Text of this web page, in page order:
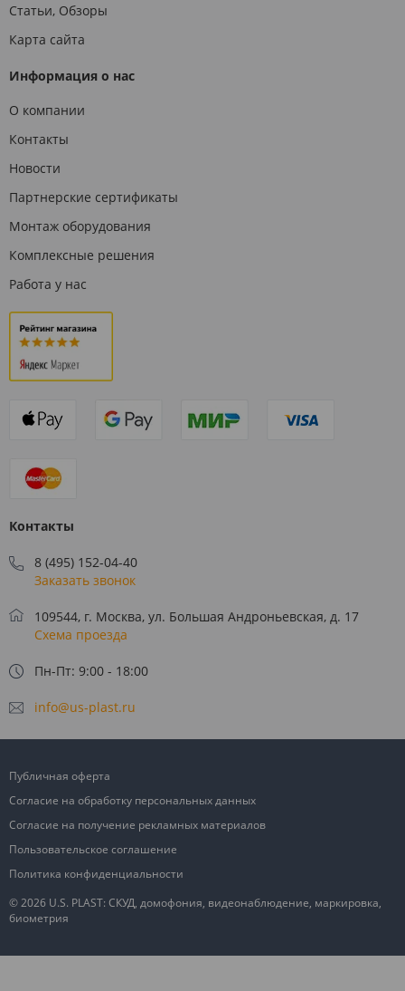
Статьи, Обзоры
Карта сайта
Информация о нас
О компании
Контакты
Новости
Партнерские сертификаты
Монтаж оборудования
Комплексные решения
Работа у нас
Контакты
8 (495) 152-04-40
Заказать звонок
109544, г. Москва, ул. Большая Андроньевская, д. 17
Схема проезда
Пн-Пт: 9:00 - 18:00
info@us-plast.ru
© 2026 U.S. PLAST: СКУД, домофония, видеонаблюдение, маркировка,
биометрия
Публичная оферта
Согласие на обработку персональных данных
Согласие на получение рекламных материалов
Пользовательское соглашение
Политика конфиденциальности